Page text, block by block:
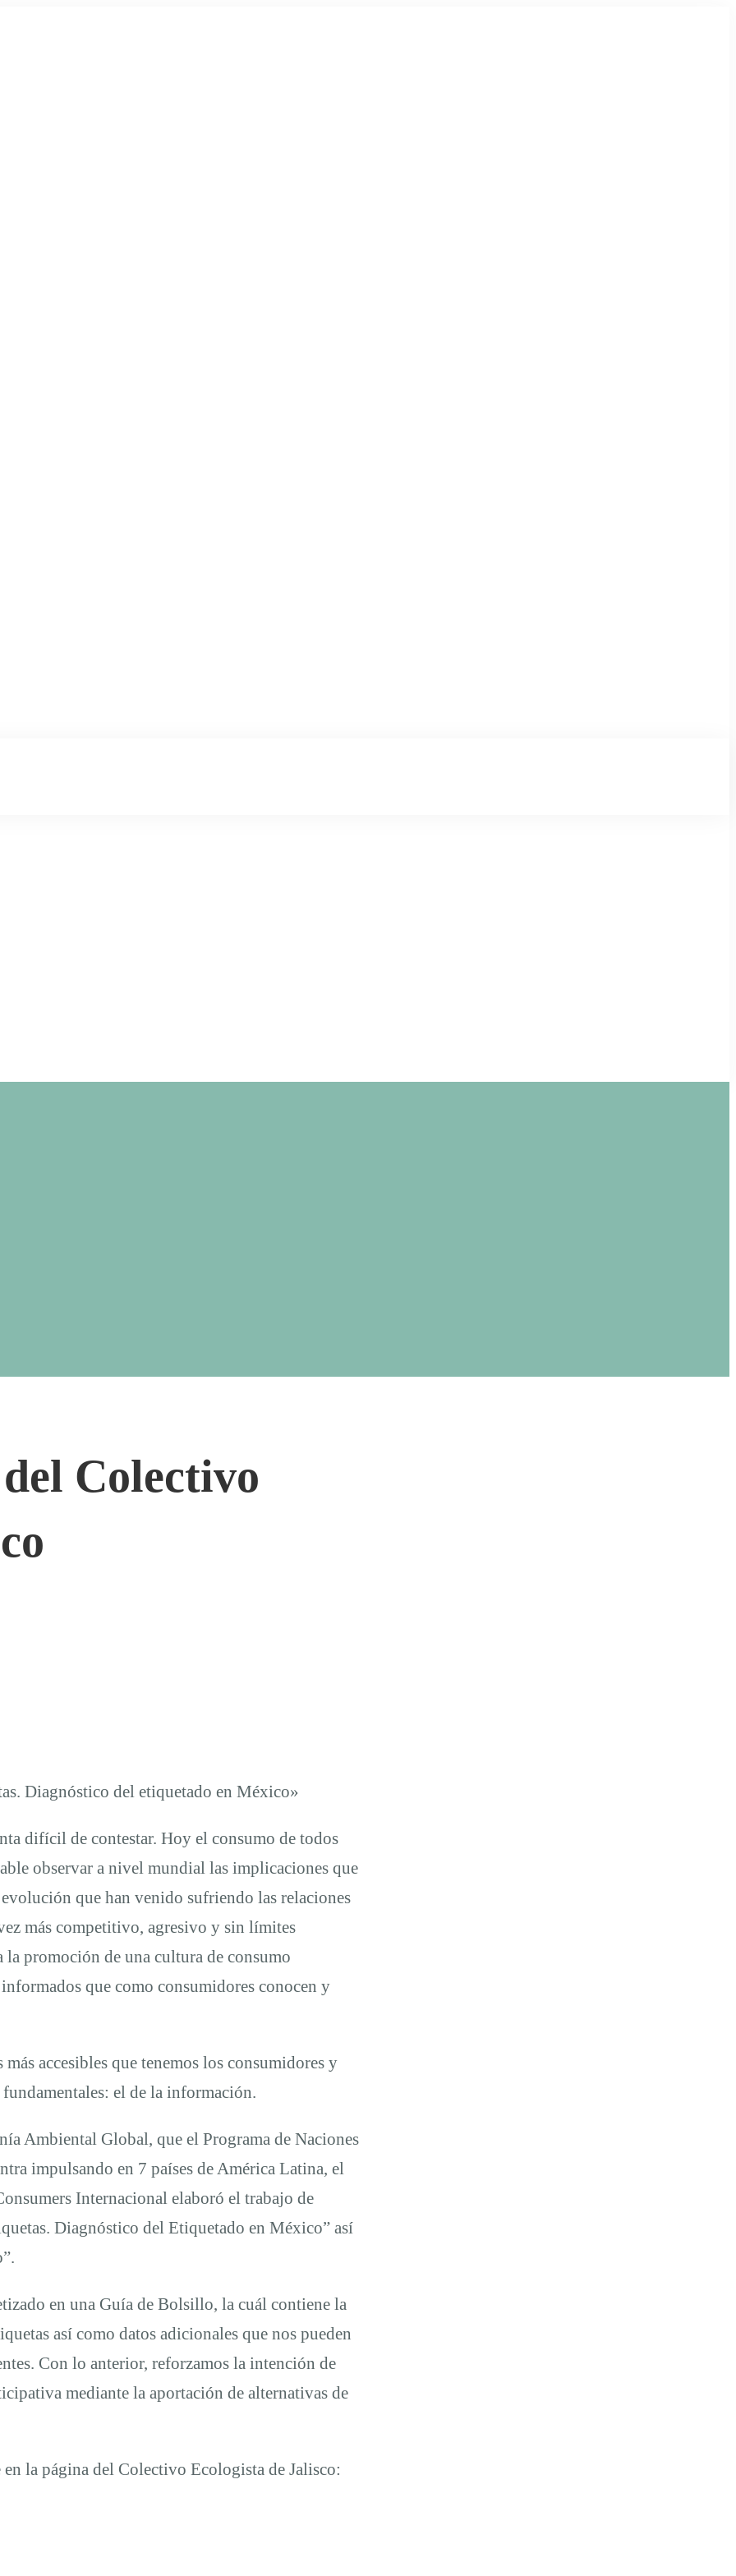
Colectivo
Diagnóstico del etiquetado en México»
difícil de contestar. Hoy el consumo de todos
observar a nivel mundial las implicaciones que
que han venido sufriendo las relaciones
más competitivo, agresivo y sin límites
la promoción de una cultura de consumo
que como consumidores conocen y
accesibles que tenemos los consumidores y
el de la información.
Ambiental Global, que el Programa de Naciones
impulsando en 7 países de América Latina, el
Internacional elaboró el trabajo de
Diagnóstico del Etiquetado en México” así
en una Guía de Bolsillo, la cuál contiene la
así como datos adicionales que nos pueden
Con lo anterior, reforzamos la intención de
mediante la aportación de alternativas de
la página del Colectivo Ecologista de Jalisco: